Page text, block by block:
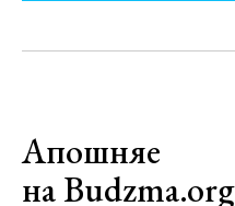
Апошняе
на Budzma.org